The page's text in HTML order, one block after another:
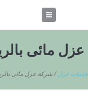
مائى
خدمات عزل /شركة عزل مائى